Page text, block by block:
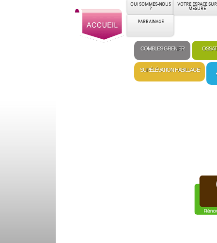
QUI SOMMES-NOUS
?
VOTRE ESPACE SUR
MESURE
PARRAINAGE
COMBLES GRENIER
SURÉLÉVATION HABILLAGE